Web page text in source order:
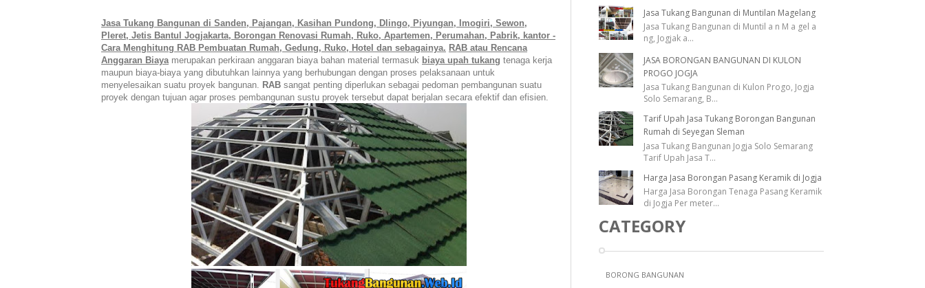
Jasa Tukang Bangunan di Sanden, Pajangan, Kasihan Pundong, Dlingo, Piyungan, Imogiri, Sewon,
Pleret, Jetis Bantul Jogjakarta, Borongan Renovasi Rumah, Ruko, Apartemen, Perumahan, Pabrik, kantor -
Cara Menghitung RAB Pembuatan Rumah, Gedung, Ruko, Hotel dan sebagainya. RAB atau Rencana
Anggaran Biayamerupakan perkiraan anggaran biaya bahan material termasuk biaya upah tukang tenaga kerja
maupun biaya-biaya yang dibutuhkan lainnya yang berhubungan dengan proses pelaksanaan untuk
menyelesaikan suatu proyek bangunan. RAB sangat penting diperlukan sebagai pedoman pembangunan suatu
proyek dengan tujuan agar proses pembangunan sustu proyek tersebut dapat berjalan secara efektif dan efisien.
Jasa Tukang Bangunan di Muntilan Magelang
Jasa Tukang Bangunan di Muntil a n M a gel a
ng, Jogjak a...
JASA BORONGAN BANGUNAN DI KULON
PROGO JOGJA
Jasa Tukang Bangunan di Kulon Progo, Jogja
Solo Semarang, B...
Tarif Upah Jasa Tukang Borongan Bangunan
Rumah di Seyegan Sleman
Jasa Tukang Bangunan Jogja Solo Semarang
Tarif Upah Jasa T...
Harga Jasa Borongan Pasang Keramik di Jogja
Harga Jasa Borongan Tenaga Pasang Keramik
di Jogja Per meter...
CATEGORY
BORONG BANGUNAN